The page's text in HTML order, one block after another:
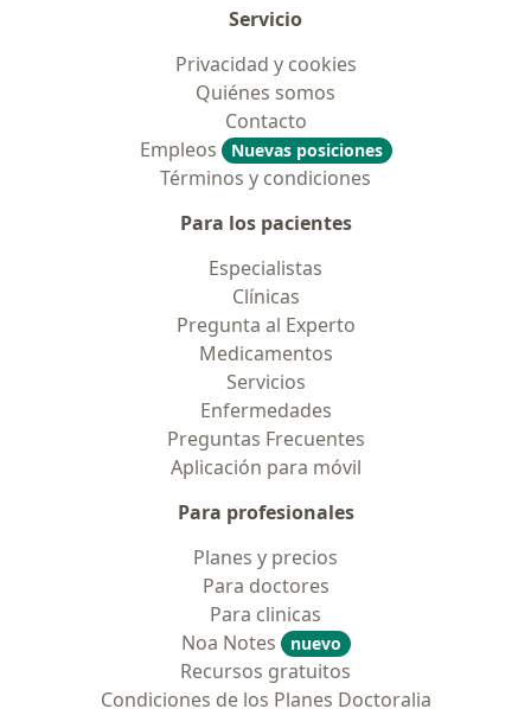
Servicio
Privacidad y cookies
Quiénes somos
Contacto
Empleos
Nuevas posiciones
Términos y condiciones
Para los pacientes
Especialistas
Clínicas
Pregunta al Experto
Medicamentos
Servicios
Enfermedades
Preguntas Frecuentes
Aplicación para móvil
Para profesionales
Planes y precios
Para doctores
Para clinicas
Noa Notes
nuevo
Recursos gratuitos
Condiciones de los Planes Doctoralia